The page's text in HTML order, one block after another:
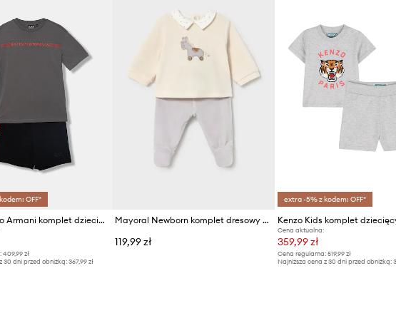
OFF*
EA7 Emporio Armani komplet dziecięcy bawełniany
409,99 zł
30 dni przed obniżką:367,99 zł
Mayoral Newborn komplet dresowy niemowlęcy z bawełną
119,99 zł
extra -5% z kodem: OFF*
Kenzo Kids komplet
Cena aktualna:
359,99 zł
Cena regularna: 519,99 zł
Najniższa cena z 30 dni przed obniżką: